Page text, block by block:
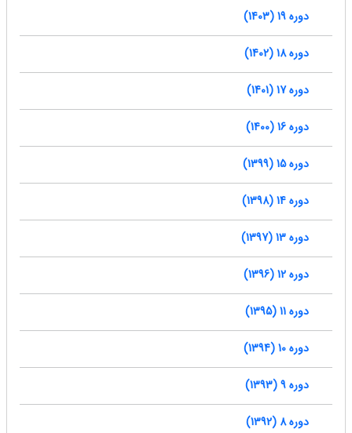
دوره 19 (1403)
دوره 18 (1402)
دوره 17 (1401)
دوره 16 (1400)
دوره 15 (1399)
دوره 14 (1398)
دوره 13 (1397)
دوره 12 (1396)
دوره 11 (1395)
دوره 10 (1394)
دوره 9 (1393)
دوره 8 (1392)